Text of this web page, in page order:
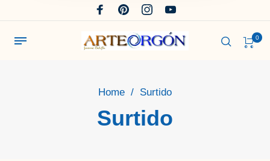
0
Home / Surtido
Surtido